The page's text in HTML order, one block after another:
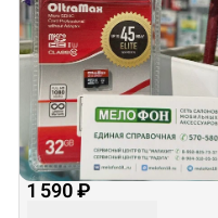
1 590 ₽